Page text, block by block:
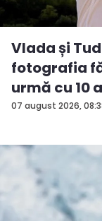
07 august 2026,
Vlada și
fotografia
urmă cu 10